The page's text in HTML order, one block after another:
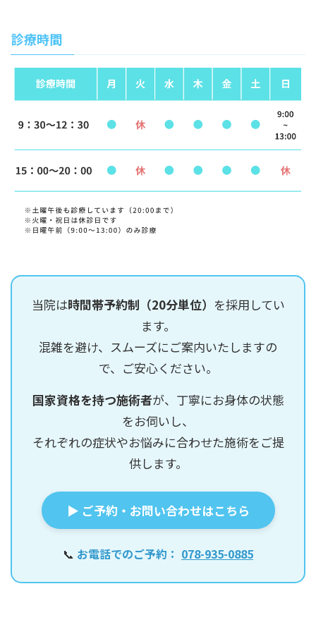
診療時間
当院は時間帯予約制（20分単位） を採用してい
ます。
混雑を避け、スムーズにご案内いたしますの
で、ご安心ください。
国家資格を持つ施術者が、丁寧にお身体の状態
をお伺いし、
それぞれの症状やお悩みに合わせた施術をご提
供します。
▶ ご予約・お問い合わせはこちら
📞 お電話でのご予約： 078-935-0885